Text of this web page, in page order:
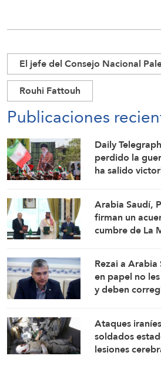
El jefe del Consejo Nacional
Rouhi Fattouh
Publicaciones
Daily
perdido la
ha salido
Arabia Saudí,
firman un
cumbre de La
Rezai a
en papel no
y deben
Ataques
soldados
lesiones